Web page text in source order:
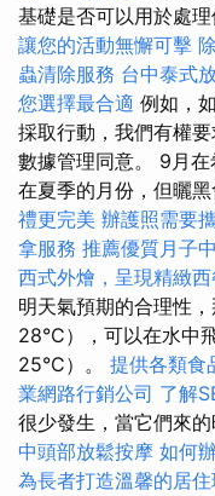
基礎是否可以用於處理
讓您的活動無懈可擊
蟲清除服務 台中泰式
您選擇最合適 例如，
採取行動，我們有權
數據管理同意。 9月
在夏季的月份，但曬黑
禮更完美 辦護照需要
拿服務 推薦優質月子
西式外燴，呈現精緻
明天氣預期的合理性
28°C），可以在水中
25°C）。 提供各類食
業網路行銷公司 了解
很少發生，當它們來
中頭部放鬆按摩 如何
為長者打造溫馨的居